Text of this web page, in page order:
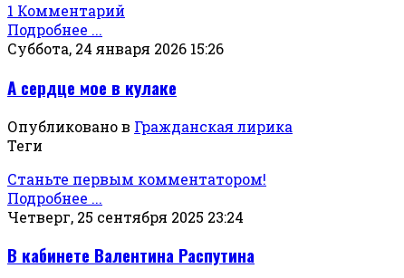
1 Комментарий
Подробнее ...
Суббота, 24 января 2026 15:26
А сердце мое в кулаке
Опубликовано в Гражданская лирика
Теги
Станьте первым комментатором!
Подробнее ...
Четверг, 25 сентября 2025 23:24
В кабинете Валентина Распутина